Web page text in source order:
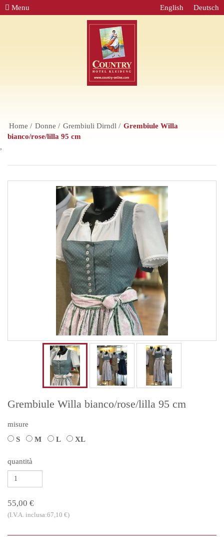
Menu Deutsch
English
Home Donne Grembiuli Dirndl
Grembiule Willa
bianco/rose/lilla 95 cm
,
Grembiule Willa bianco/rose/lilla 95 cm
misure
S
M L XL
quantità
55,00 €
(I.V.A. inclusa:67,10 €)